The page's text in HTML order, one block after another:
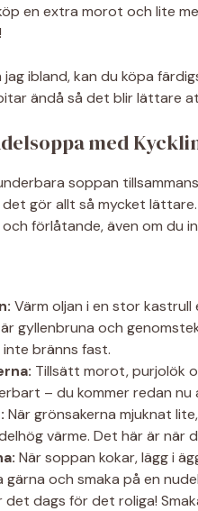
en extra morot och lite
ibland, kan du köpa
ändå så det blir lättare
med
soppan
gör allt så mycket
förlåtande, även om du
Värm oljan i en stor kastrull
gyllenbruna och
bränns fast.
Tillsätt morot, purjolök
– du kommer redan
När grönsakerna mjuknat
värme. Det här är när
När soppan kokar, lägg i
gärna och smaka på en
det dags för det roliga!